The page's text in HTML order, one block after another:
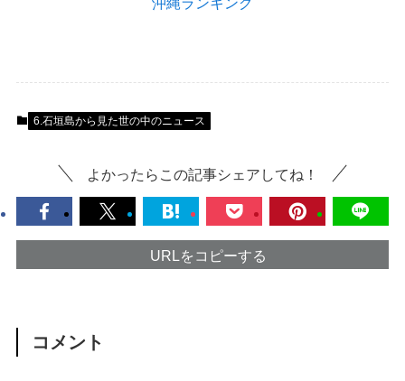
6.石垣島から見た世の中のニュース
よかったらこの記事シェアしてね！
URLをコピーする
コメント